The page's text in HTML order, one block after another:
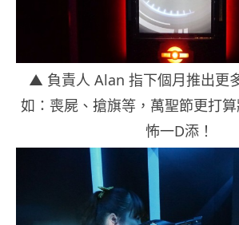
▲ 負責人 Alan 指下個月推出更
如：喪屍、搶旗等，萬聖節更打
怖一D添！